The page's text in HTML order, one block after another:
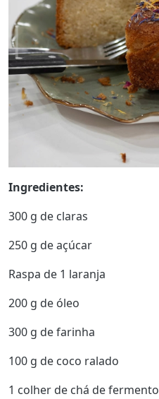
Ingredientes:
300 g de claras
250 g de açúcar
Raspa de 1 laranja
200 g de óleo
300 g de farinha
100 g de coco ralado
1 colher de chá de fermento